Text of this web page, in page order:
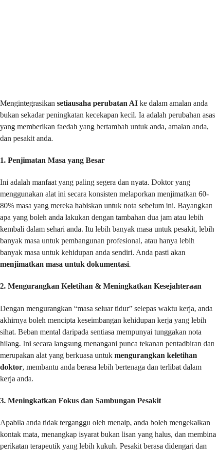
Mengintegrasikan setiausaha perubatan AI ke dalam amalan anda
bukan sekadar peningkatan kecekapan kecil. Ia adalah perubahan asas
yang memberikan faedah yang bertambah untuk anda, amalan anda,
dan pesakit anda.
1. Penjimatan Masa yang Besar
Ini adalah manfaat yang paling segera dan nyata. Doktor yang
menggunakan alat ini secara konsisten melaporkan menjimatkan 60-
80% masa yang mereka habiskan untuk nota sebelum ini. Bayangkan
apa yang boleh anda lakukan dengan tambahan dua jam atau lebih
kembali dalam sehari anda. Itu lebih banyak masa untuk pesakit, lebih
banyak masa untuk pembangunan profesional, atau hanya lebih
banyak masa untuk kehidupan anda sendiri. Anda pasti akan
menjimatkan masa untuk dokumentasi.
2. Mengurangkan Keletihan & Meningkatkan Kesejahteraan
Dengan mengurangkan “masa seluar tidur” selepas waktu kerja, anda
akhirnya boleh mencipta keseimbangan kehidupan kerja yang lebih
sihat. Beban mental daripada sentiasa mempunyai tunggakan nota
hilang. Ini secara langsung menangani punca tekanan pentadbiran dan
merupakan alat yang berkuasa untuk mengurangkan keletihan
doktor, membantu anda berasa lebih bertenaga dan terlibat dalam
kerja anda.
3. Meningkatkan Fokus dan Sambungan Pesakit
Apabila anda tidak terganggu oleh menaip, anda boleh mengekalkan
kontak mata, menangkap isyarat bukan lisan yang halus, dan membina
perikatan terapeutik yang lebih kukuh. Pesakit berasa didengari dan